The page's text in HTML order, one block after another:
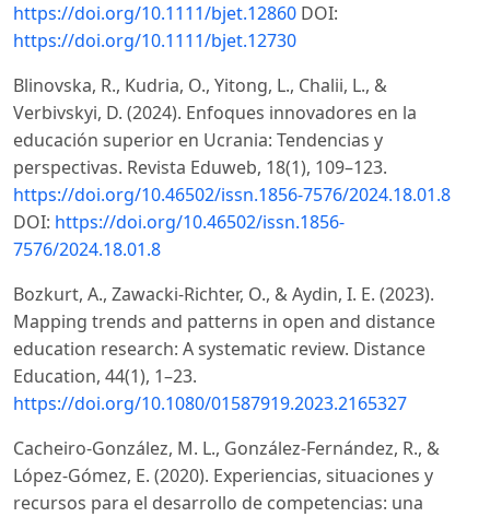
https://doi.org/10.1111/bjet.12860 DOI:
https://doi.org/10.1111/bjet.12730
Blinovska, R., Kudria, O., Yitong, L., Chalii, L., &
Verbivskyi, D. (2024). Enfoques innovadores en la
educación superior en Ucrania: Tendencias y
perspectivas. Revista Eduweb, 18(1), 109–123.
https://doi.org/10.46502/issn.1856-7576/2024.18.01.8
DOI: https://doi.org/10.46502/issn.1856-
7576/2024.18.01.8
Bozkurt, A., Zawacki-Richter, O., & Aydin, I. E. (2023).
Mapping trends and patterns in open and distance
education research: A systematic review. Distance
Education, 44(1), 1–23.
https://doi.org/10.1080/01587919.2023.2165327
Cacheiro-González, M. L., González-Fernández, R., &
López-Gómez, E. (2020). Experiencias, situaciones y
recursos para el desarrollo de competencias: una